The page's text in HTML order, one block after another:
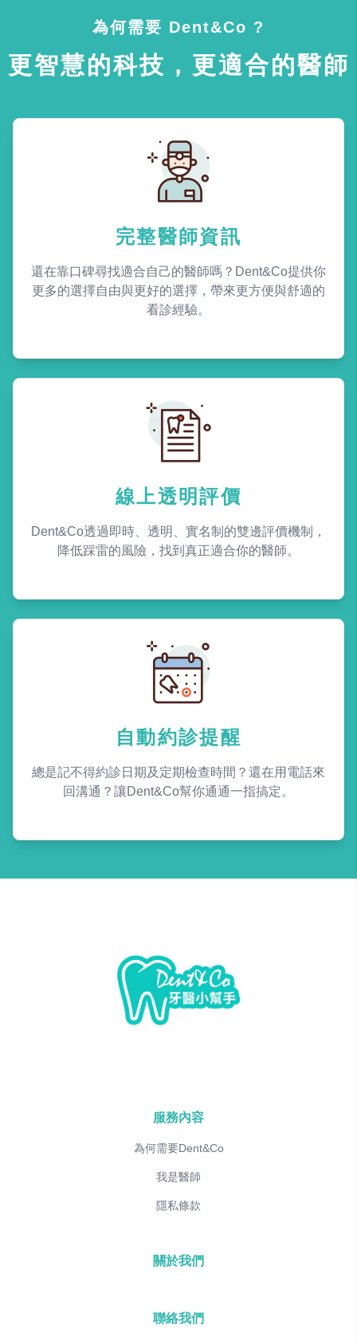
為何需要 Dent&Co ?
更智慧的科技，更適合的醫師
完整醫師資訊
還在靠口碑尋找適合自己的醫師嗎？Dent&Co提供你
更多的選擇自由與更好的選擇，帶來更方便與舒適的
看診經驗。
線上透明評價
Dent&Co透過即時、透明、實名制的雙邊評價機制，
降低踩雷的風險，找到真正適合你的醫師。
自動約診提醒
總是記不得約診日期及定期檢查時間？還在用電話來
回溝通？讓Dent&Co幫你通通一指搞定。
服務內容
為何需要Dent&Co
我是醫師
隱私條款
關於我們
聯絡我們